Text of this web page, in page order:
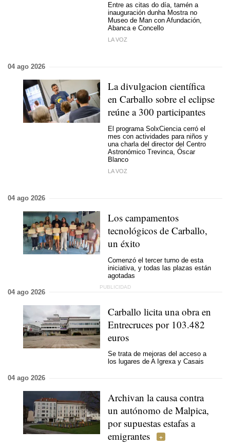
Entre as citas do día, tamén a
inauguración dunha Mostra no
Museo de Man con Afundación,
Abanca e Concello
LA VOZ
04 ago 2026
La divulgacion científica
en Carballo sobre el eclipse
reúne a 300 participantes
El programa SolxCiencia cerró el
mes con actividades para niños y
una charla del director del Centro
Astronómico Trevinca, Óscar
Blanco
LA VOZ
04 ago 2026
Los campamentos
tecnológicos de Carballo,
un éxito
Comenzó el tercer turno de esta
iniciativa, y todas las plazas están
agotadas
04 ago 2026
Carballo licita una obra en
Entrecruces por 103.482
euros
Se trata de mejoras del acceso a
los lugares de A Igrexa y Casais
04 ago 2026
Archivan la causa contra
un autónomo de Malpica,
por supuestas estafas a
emigrantes